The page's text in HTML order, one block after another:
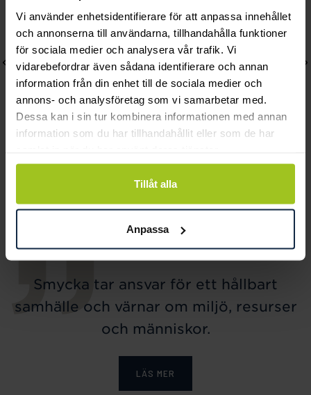
Vi använder enhetsidentifierare för att anpassa innehållet
och annonserna till användarna, tillhandahålla funktioner
för sociala medier och analysera vår trafik. Vi
vidarebefordrar även sådana identifierare och annan
information från din enhet till de sociala medier och
annons- och analysföretag som vi samarbetar med.
Dessa kan i sin tur kombinera informationen med annan
information som du har tillhandahållit eller som de har
Tillåt alla
Anpassa
Pris
1 300 kr
Friendship Bracelet
Smycka tar ansvar för ett hållbart
samhälle och värnar om miljö, resurser
och människor.
LÄS MER